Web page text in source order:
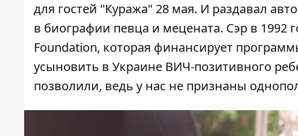
для гостей "Куража" 28 мая. И раздавал
в биографии певца и мецената. Сэр в 1992
Foundation, которая финансирует
усыновить в Украине ВИЧ-позитивного
позволили, ведь у нас не признаны